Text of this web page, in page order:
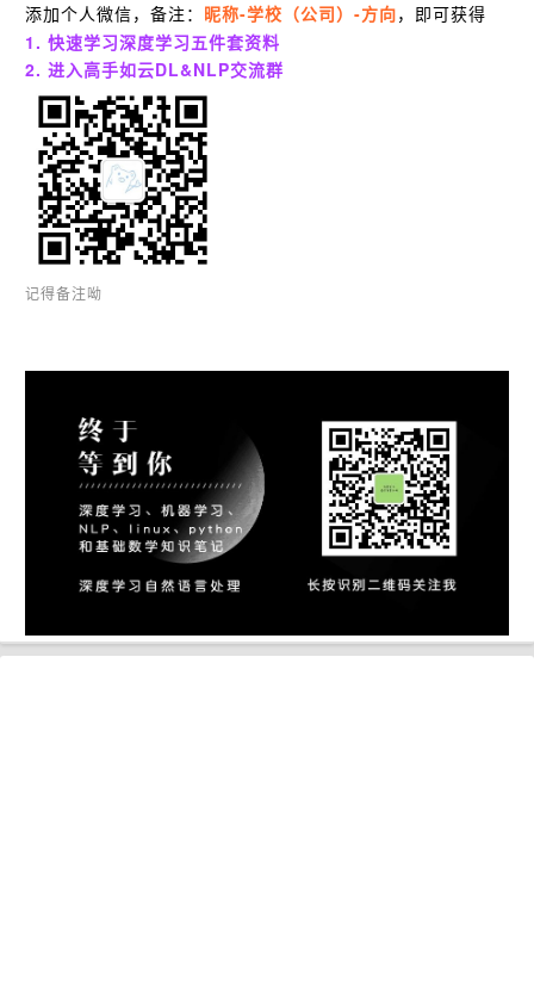
添加个人微信，备注： 昵称-学校（公司）-方向， 即可获得
1. 快速学习深度学习五件套资料
2. 进入高手如云DL&NLP交流群
记得备注呦